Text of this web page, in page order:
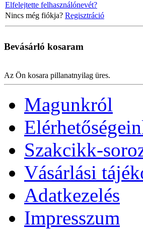
Elfelejtette felhasználónevét?
Nincs még fiókja? Regisztráció
Bevásárló kosaram
Az Ön kosara pillanatnyilag üres.
Magunkról
Szakcikk-
Vásárlási
Adatkezelés
Impresszum